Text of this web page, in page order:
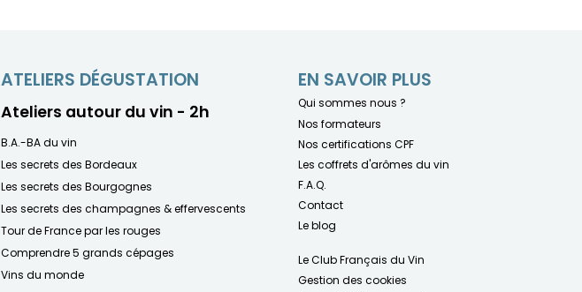
ATELIERS DÉGUSTATION
Ateliers autour du vin - 2h
B.A.-BA du vin
Les secrets des Bordeaux
Les secrets des Bourgognes
Les secrets des champagnes & effervescents
Tour de France par les rouges
Comprendre 5 grands cépages
Vins du monde
EN SAVOIR PLUS
Qui sommes nous ?
Nos formateurs
Nos certifications CPF
Les coffrets d'arômes du vin
F.A.Q.
Contact
Le blog
Le Club Français du Vin
Gestion des cookies